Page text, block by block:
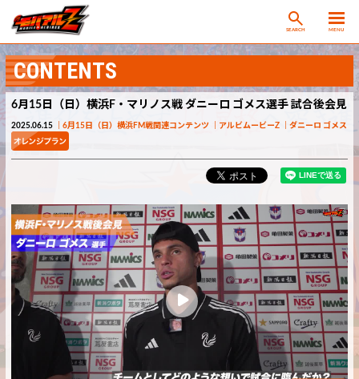
SEARCH MENU
CONTENTS
6月15日（日）横浜F・マリノス戦 ダニーロ ゴメス選手 試合後会見
2025.06.15 6月15日（日）横浜FM戦関連コンテンツ アルビムービーZ ダニーロ ゴメス